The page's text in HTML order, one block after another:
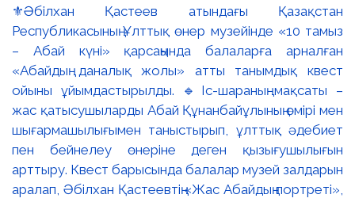
⚜️Әбілхан Қастеев атындағы Қазақстан
Республикасының Ұлттық өнер музейінде «10 тамыз
– Абай күні» қарсаңында балаларға арналған
«Абайдың даналық жолы» атты танымдық квест
ойыны ұйымдастырылды. 🔹Іс-шараның мақсаты –
жас қатысушыларды Абай Құнанбайұлының өмірі мен
шығармашылығымен таныстырып, ұлттық әдебиет
пен бейнелеу өнеріне деген қызығушылығын
арттыру. Квест барысында балалар музей залдарын
аралап, Әбілхан Қастеевтің «Жас Абайдың портреті»,